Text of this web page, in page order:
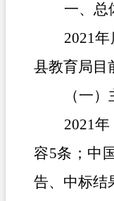
一、 总
2021年
县教育局目
（一
2021年
容5条；中
告、中标结